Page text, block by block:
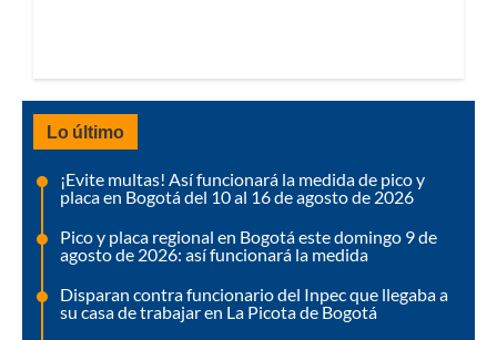
Lo último
¡Evite multas! Así funcionará la medida de pico y
placa en Bogotá del 10 al 16 de agosto de 2026
Pico y placa regional en Bogotá este domingo 9 de
agosto de 2026: así funcionará la medida
Disparan contra funcionario del Inpec que llegaba a
su casa de trabajar en La Picota de Bogotá